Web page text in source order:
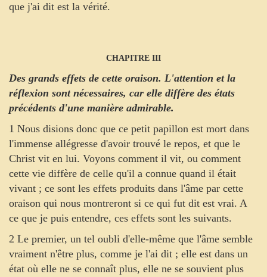
que j'ai dit est la vérité.
CHAPITRE III
Des grands effets de cette oraison. L'attention et la
réflexion sont nécessaires, car elle diffère des états
précédents d'une manière admirable.
1 Nous disions donc que ce petit papillon est mort dans
l'immense allégresse d'avoir trouvé le repos, et que le
Christ vit en lui. Voyons comment il vit, ou comment
cette vie diffère de celle qu'il a connue quand il était
vivant ; ce sont les effets produits dans l'âme par cette
oraison qui nous montreront si ce qui fut dit est vrai. A
ce que je puis entendre, ces effets sont les suivants.
2 Le premier, un tel oubli d'elle-même que l'âme semble
vraiment n'être plus, comme je l'ai dit ; elle est dans un
état où elle ne se connaît plus, elle ne se souvient plus